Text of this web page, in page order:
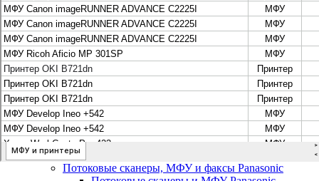
МФУ, сканеры, плоттеры и принтеры Canon
Плоттеры Canon
Принтеры и МФУ Canon
Сканеры Canon
Распродажа картриджей Canon
МФУ, сканеры, плоттеры и принтеры HP
Принтеры и МФУ HP
Плоттеры hp
МФУ, копиры и принтеры OKI
МФУ, копиры и принтеры RICOH
Ремонт и продажа копировальных аппаратов
Infotec
Потоковые сканеры, МФУ и факсы Panasonic